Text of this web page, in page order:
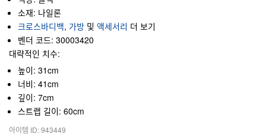
소재: 나일론
크로스바디백, 가방 및 액세서리 더 보기
벤더 코드: 30003420
대략적인 치수:
높이: 31cm
너비: 41cm
깊이: 7cm
스트랩 길이: 60cm
아이템 ID: 943449